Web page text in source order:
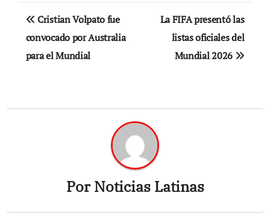
Navegación
de
entradas
Cristian Volpato fue
convocado por Australia
para el Mundial
La FIFA presentó las
listas oficiales del
Mundial 2026
PorNoticias Latinas